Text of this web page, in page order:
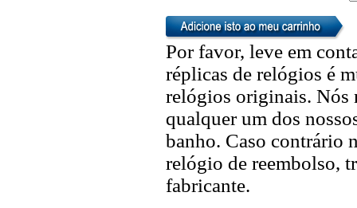
Por favor, leve em
réplicas de relógios é
relógios originais. Nós
qualquer um dos
banho. Caso contrário
relógio de reembolso,
fabricante.